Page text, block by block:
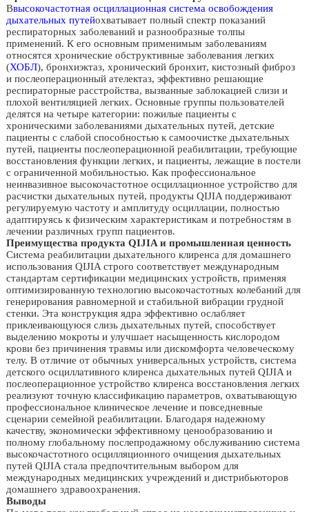
Ввысокочастотная осциллационная система освобождения
дыхательных путейохватывает полный спектр показаний
респираторных заболеваний и разнообразные толпы
применений. К его основным применимым заболеваниям
относятся хронические обструктивные заболевания легких
(ХОБЛ), бронхиэктаз, хронический бронхит, кистозный фиброз
и послеоперационный ателектаз, эффективно решающие
респираторные расстройства, вызванные заблокацией слизи и
плохой вентиляцией легких. Основные группы пользователей
делятся на четыре категории: пожилые пациенты с
хроническими заболеваниями дыхательных путей, детские
пациенты с слабой способностью к самоочистке дыхательных
путей, пациенты послеоперационной реабилитации, требующие
восстановления функции легких, и пациенты, лежащие в постели
с ограниченной мобильностью. Как профессиональное
неинвазивное высокочастотное осциллационное устройство для
расчистки дыхательных путей, продукты QIJIA поддерживают
регулируемую частоту и амплитуду осциллации, полностью
адаптируясь к физическим характеристикам и потребностям в
лечении различных групп пациентов.
Преимущества продукта QIJIA и промышленная ценность
Система реабилитации дыхательного клиренса для домашнего
использования QIJIA строго соответствует международным
стандартам сертификации медицинских устройств, применяя
оптимизированную технологию высокочастотных колебаний для
генерирования равномерной и стабильной вибрации грудной
стенки. Эта конструкция ядра эффективно ослабляет
приклеивающуюся слизь дыхательных путей, способствует
выделению мокроты и улучшает насыщенность кислородом
крови без причинения травмы или дискомфорта человеческому
телу. В отличие от обычных универсальных устройств, система
детского осциллативного клиренса дыхательных путей QIJIA и
послеоперационное устройство клиренса восстановления легких
реализуют точную классификацию параметров, охватывающую
профессиональное клиническое лечение и повседневные
сценарии семейной реабилитации. Благодаря надежному
качеству, экономически эффективному ценообразованию и
полному глобальному послепродажному обслуживанию система
высокочастотного осцилляционного очищения дыхательных
путей QIJIA стала предпочтительным выбором для
международных медицинских учреждений и дистрибьюторов
домашнего здравоохранения.
Выводы